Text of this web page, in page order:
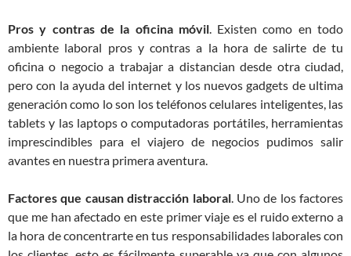
Pros y contras de la oficina móvil. Existen como en todo
ambiente laboral pros y contras a la hora de salirte de tu
oficina o negocio a trabajar a distancian desde otra ciudad,
pero con la ayuda del internet y los nuevos gadgets de ultima
generación como lo son los teléfonos celulares inteligentes, las
tablets y las laptops o computadoras portátiles, herramientas
imprescindibles para el viajero de negocios pudimos salir
avantes en nuestra primera aventura.
Factores que causan distracción laboral. Uno de los factores
que me han afectado en este primer viaje es el ruido externo a
la hora de concentrarte en tus responsabilidades laborales con